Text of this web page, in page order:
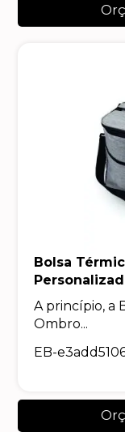
Bolsa
A princípio, a
Ombro...
EB-